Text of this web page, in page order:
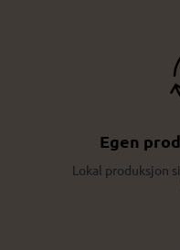
Egen
Lokal produksjon